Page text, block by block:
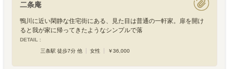
二条庵
鴨川に近い閑静な住宅街にある、見た目は普通の一軒家。扉を開け
ると我が家に帰ってきたようなシンプルで落
DETAIL :
三条駅 徒歩7分 他
女性 ￥36,000